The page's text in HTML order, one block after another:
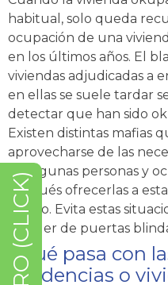
habitual, solo queda
ocupación de una
en los últimos años. El
viviendas adjudicadas a
en ellas se suele tardar
detectar que han sido
Existen distintas mafias
aprovecharse de las
de algunas personas y
después ofrecerlas a
dinero. Evita estas
alquiler de puertas
¿Qué pasa con
residencias o